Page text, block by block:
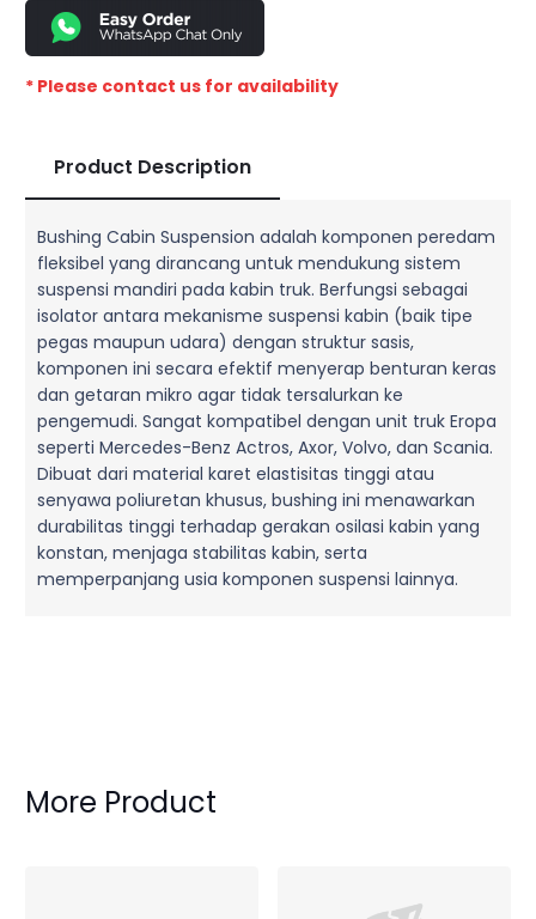
* Please contact us for availability
Product Description
Bushing Cabin Suspension adalah komponen peredam
fleksibel yang dirancang untuk mendukung sistem
suspensi mandiri pada kabin truk. Berfungsi sebagai
isolator antara mekanisme suspensi kabin (baik tipe
pegas maupun udara) dengan struktur sasis,
komponen ini secara efektif menyerap benturan keras
dan getaran mikro agar tidak tersalurkan ke
pengemudi. Sangat kompatibel dengan unit truk Eropa
seperti Mercedes-Benz Actros, Axor, Volvo, dan Scania.
Dibuat dari material karet elastisitas tinggi atau
senyawa poliuretan khusus, bushing ini menawarkan
durabilitas tinggi terhadap gerakan osilasi kabin yang
konstan, menjaga stabilitas kabin, serta
memperpanjang usia komponen suspensi lainnya.
More Product